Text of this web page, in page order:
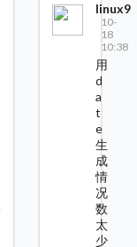
linux9
10-
18
10:38
用
d
a
t
e
生
成
情
况
数
太
少